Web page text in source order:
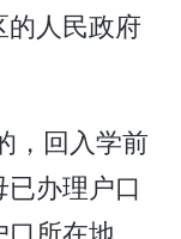
的人民政府
，回入学前
办理户口